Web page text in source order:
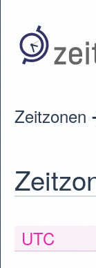
Zeitzonen
UTC